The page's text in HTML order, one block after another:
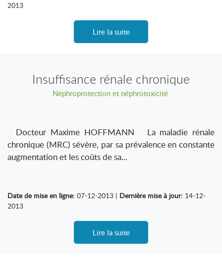
2013
Lire la suite
Insuffisance rénale chronique
Néphroprotection et néphrotoxicité.
Docteur Maxime HOFFMANN La maladie rénale
chronique (MRC) sévère, par sa prévalence en constante
augmentation et les coûts de sa...
Date de mise en ligne: 07-12-2013 | Dernière mise à jour: 14-12-
2013
Lire la suite